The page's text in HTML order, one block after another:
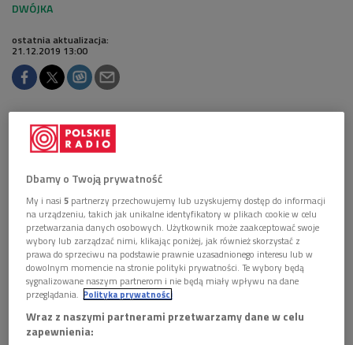
ostatnia aktualizacja:
21.12.2019 13:00
Obserwuj nas na
Google News
W przededniu kalendarzowej zimy spotkaliśmy się z
Państwem przy okazji jednego z arcydzieł, które nie
jest słuchane w całości zbyt często. Punktem wyjścia
była książka Iana Bostridge "Podróż zimowa
Schuberta. Anatomia obsesji", która niedawno
pojawiła się na polskim rynku.
AUDIO 1 plik
 117'56
Dbamy o Twoją prywatność
My i nasi5 partnerzy przechowujemy lub uzyskujemy dostęp do informacji
na urządzeniu, takich jak unikalne identyfikatory w plikach cookie w celu
przetwarzania danych osobowych. Użytkownik może zaakceptować swoje
wybory lub zarządzać nimi, klikając poniżej, jak również skorzystać z
prawa do sprzeciwu na podstawie prawnie uzasadnionego interesu lub w
dowolnym momencie na stronie polityki prywatności. Te wybory będą
sygnalizowane naszym partnerom i nie będą miały wpływu na dane
przeglądania. Polityka prywatności
Wraz z naszymi partnerami przetwarzamy dane w celu
zapewnienia: